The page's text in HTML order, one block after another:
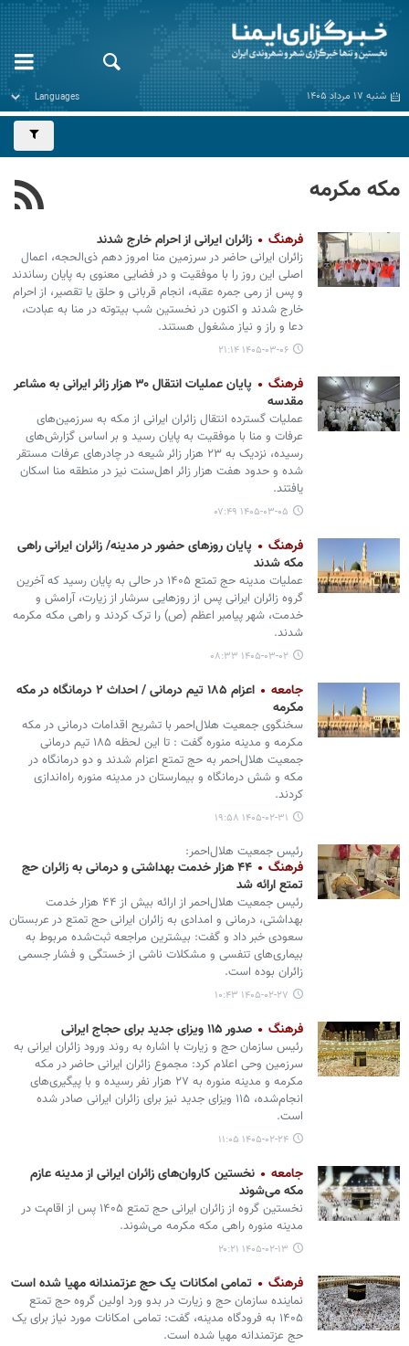
شنبه ۱۷ مرداد ۱۴۰۵
مکه مکرمه
فرهنگ زائران ایرانی از احرام خارج شدند
زائران ایرانی حاضر در سرزمین منا امروز دهم ذی‌الحجه، اعمال
اصلی این روز را با موفقیت و در فضایی معنوی به پایان رساندند
و پس از رمی جمره عقبه، انجام قربانی و حلق یا تقصیر، از احرام
خارج شدند و اکنون در نخستین شب بیتوته در منا به عبادت،
دعا و راز و نیاز مشغول هستند.
۱۴۰۵-۰۳-۰۶ ۲۱:۱۴
فرهنگ
پایان عملیات انتقال ۳۰ هزار زائر ایرانی به مشاعر
مقدسه
عملیات گسترده انتقال زائران ایرانی از مکه به سرزمین‌های
عرفات و منا با موفقیت به پایان رسید و بر اساس گزارش‌های
رسیده، نزدیک به ۲۳ هزار زائر شیعه در چادرهای عرفات مستقر
شده و حدود هفت هزار زائر اهل‌سنت نیز در منطقه منا اسکان
یافتند.
۱۴۰۵-۰۳-۰۵ ۰۷:۴۹
فرهنگ
پایان روزهای حضور در مدینه/ زائران ایرانی راهی
مکه شدند
عملیات مدینه حج تمتع ۱۴۰۵ در حالی به پایان رسید که آخرین
گروه زائران ایرانی پس از روزهایی سرشار از زیارت، آرامش و
خدمت، شهر پیامبر اعظم (ص) را ترک کردند و راهی مکه مکرمه
شدند.
۱۴۰۵-۰۳-۰۲ ۰۸:۳۳
جامعه
اعزام ۱۸۵ تیم درمانی / احداث ۲ درمانگاه در مکه
مکرمه
سخنگوی جمعیت هلال‌احمر با تشریح اقدامات درمانی در مکه
مکرمه و مدینه منوره گفت : تا این لحظه ۱۸۵ تیم درمانی
جمعیت هلال‌احمر به حج تمتع اعزام شدند و دو درمانگاه در
مکه و شش درمانگاه و بیمارستان در مدینه منوره راه‌اندازی
کردند.
۱۴۰۵-۰۲-۳۱ ۱۹:۵۸
رئیس جمعیت هلال‌احمر:
فرهنگ
۴۴ هزار خدمت بهداشتی و درمانی به زائران حج
تمتع ارائه شد
رئیس جمعیت هلال‌احمر از ارائه بیش از ۴۴ هزار خدمت
بهداشتی، درمانی و امدادی به زائران ایرانی حج تمتع در عربستان
سعودی خبر داد و گفت: بیشترین مراجعه ثبت‌شده مربوط به
بیماری‌های تنفسی و مشکلات ناشی از خستگی و فشار جسمی
زائران بوده است.
۱۴۰۵-۰۲-۲۷ ۱۰:۴۳
فرهنگ صدور ۱۱۵ ویزای جدید برای حجاج ایرانی
رئیس سازمان حج و زیارت با اشاره به روند ورود زائران ایرانی به
سرزمین وحی اعلام کرد: مجموع زائران ایرانی حاضر در مکه
مکرمه و مدینه منوره به ۲۷ هزار نفر رسیده و با پیگیری‌های
انجام‌شده، ۱۱۵ ویزای جدید نیز برای زائران ایرانی صادر شده
است.
۱۴۰۵-۰۲-۲۴ ۱۱:۰۵
جامعه
نخستین کاروان‌های زائران ایرانی از مدینه عازم
مکه می‌شوند
نخستین گروه از زائران ایرانی حج تمتع ۱۴۰۵ پس از اقامت در
مدینه منوره راهی مکه مکرمه می‌شوند.
۱۴۰۵-۰۲-۱۳ ۲۰:۲۱
فرهنگ تمامی امکانات یک حج عزتمندانه مهیا شده است
نماینده سازمان حج و زیارت در بدو ورد اولین گروه حج تمتع
۱۴۰۵ به فرودگاه مدینه، گفت: تمامی امکانات مورد نیاز برای یک
حج عزتمندانه مهیا شده است.